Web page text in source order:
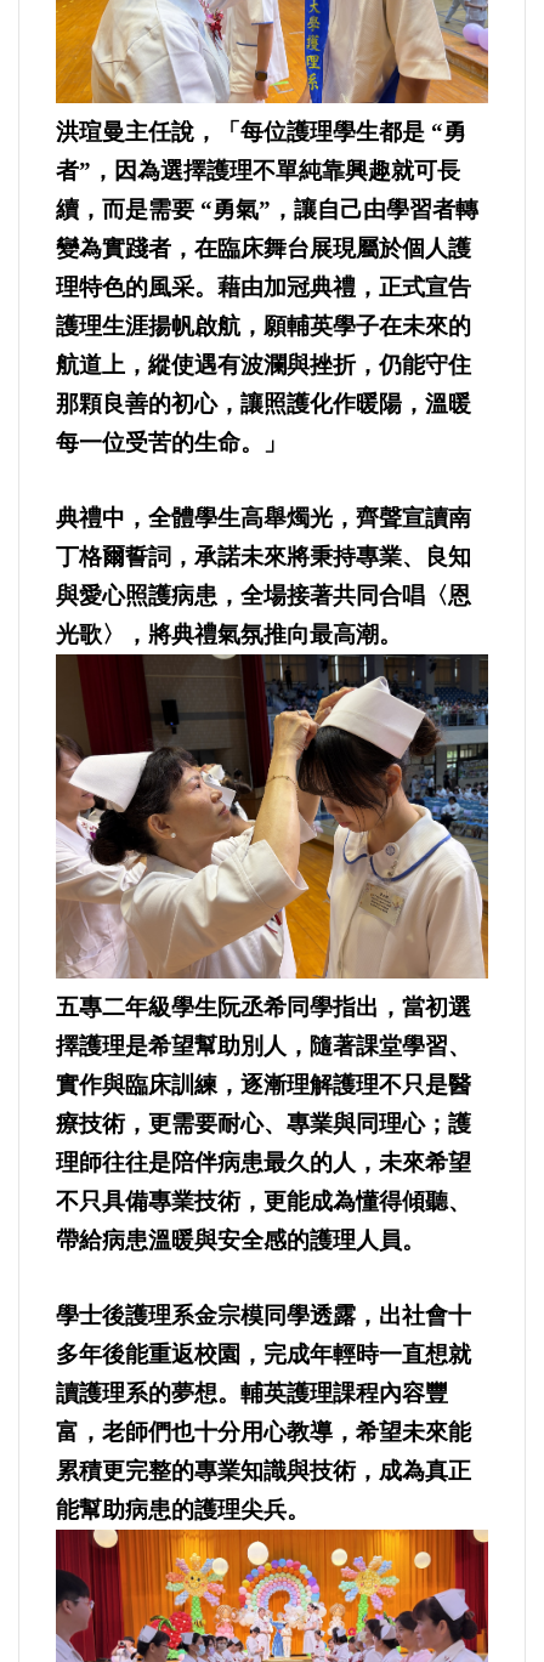
洪瑄曼主任說，「每位護理學生都是 “勇
者”，因為選擇護理不單純靠興趣就可長
續，而是需要 “勇氣”，讓自己由學習者轉
變為實踐者，在臨床舞台展現屬於個人護
理特色的風采。藉由加冠典禮，正式宣告
護理生涯揚帆啟航，願輔英學子在未來的
航道上，縱使遇有波瀾與挫折，仍能守住
那顆良善的初心，讓照護化作暖陽，溫暖
每一位受苦的生命。」
典禮中，全體學生高舉燭光，齊聲宣讀南
丁格爾誓詞，承諾未來將秉持專業、良知
與愛心照護病患，全場接著共同合唱〈恩
光歌〉，將典禮氣氛推向最高潮。
五專二年級學生阮丞希同學指出，當初選
擇護理是希望幫助別人，隨著課堂學習、
實作與臨床訓練，逐漸理解護理不只是醫
療技術，更需要耐心、專業與同理心；護
理師往往是陪伴病患最久的人，未來希望
不只具備專業技術，更能成為懂得傾聽、
帶給病患溫暖與安全感的護理人員。
學士後護理系金宗模同學透露，出社會十
多年後能重返校園，完成年輕時一直想就
讀護理系的夢想。輔英護理課程內容豐
富，老師們也十分用心教導，希望未來能
累積更完整的專業知識與技術，成為真正
能幫助病患的護理尖兵。